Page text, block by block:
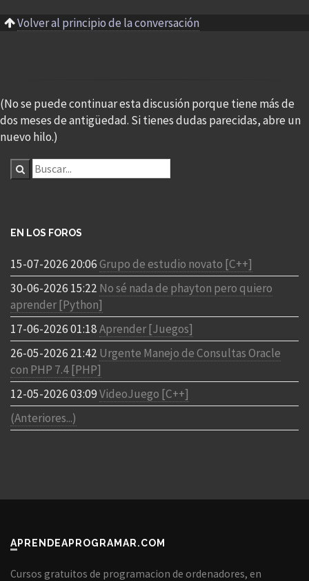
Volver al principio de la conversación
(No se puede continuar esta discusión porque tiene más de
dos meses de antigüedad. Si tienes dudas parecidas, abre un
nuevo hilo.)
EN LOS FOROS
15-07-2026 20:06Grupo de estudio novato [C++]
30-06-2026 15:22 No sé nada de phayton pero quiero
aprender [Python]
17-06-2026 01:18Aprender [Juegos]
26-05-2026 21:42 Urgente Manejo de Consultas Oracle
con PHP 7.4 [PHP]
12-05-2026 03:09VideoJuego [C++]
(Anteriores...)
APRENDEAPROGRAMAR.COM
Cursos gratuitos de programacion de ordenadores, en